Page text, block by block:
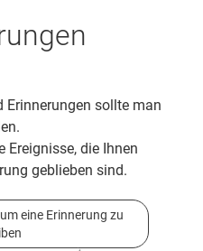
Erinnerungen sollte man
Ereignisse, die Ihnen
geblieben sind.
eine Erinnerung zu